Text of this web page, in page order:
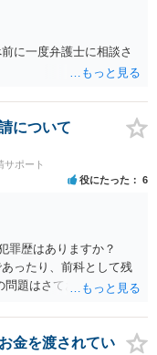
に一度弁護士に相談さ
について
サポート
役にたった 6
罪歴はありますか？
ったり、前科として残
題はさておき、ご質問
金を渡されてい